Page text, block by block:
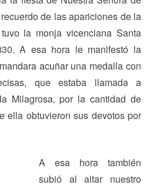
de las apariciones de la
la monja vicenciana Santa
A esa hora le manifestó la
acuñar una medalla con
que estaba llamada a
Milagrosa, por la cantidad de
ella obtuvieron sus devotos por
A esa hora también
subió al altar nuestro